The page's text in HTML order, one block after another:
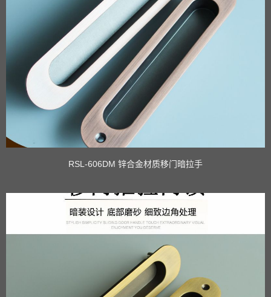
RSL-606DM 锌合金材质移门暗拉手